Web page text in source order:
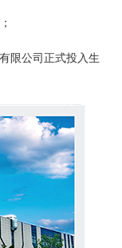
限公司正式投入生